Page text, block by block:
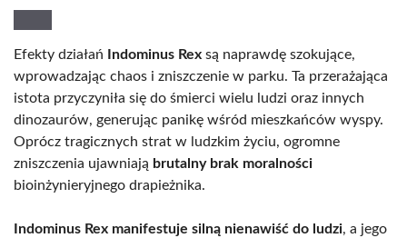
Efekty działań Indominus Rex są naprawdę szokujące,
wprowadzając chaos i zniszczenie w parku. Ta przerażająca
istota przyczyniła się do śmierci wielu ludzi oraz innych
dinozaurów, generując panikę wśród mieszkańców wyspy.
Oprócz tragicznych strat w ludzkim życiu, ogromne
zniszczenia ujawniają brutalny brak moralności
bioinżynieryjnego drapieżnika.
Indominus Rex manifestuje silną nienawiść do ludzi, a jego